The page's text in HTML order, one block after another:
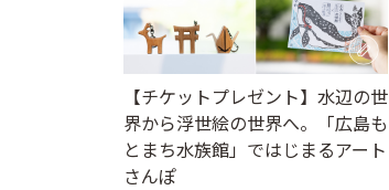
【チケットプレゼント】水辺の世
界から浮世絵の世界へ。「広島も
とまち水族館」ではじまるアート
さんぽ